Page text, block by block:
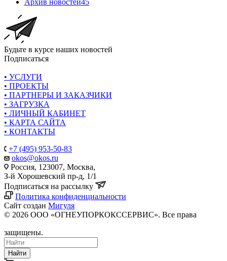
Будьте в курсе наших новостей
Подписаться
• УСЛУГИ
• ПРОЕКТЫ
• ПАРТНЕРЫ И ЗАКАЗЧИКИ
• ЗАГРУЗКА
• ЛИЧНЫЙ КАБИНЕТ
• КАРТА САЙТА
• КОНТАКТЫ
+7 (495) 953-50-83
okos@okos.ru
Россия, 123007, Москва,
З-й Хорошевский пр-д, 1/1
Подписаться на рассылку
Политика конфиденциальности
Сайт создан Мигуля
© 2026 ООО «ОГНЕУПОРКОКССЕРВИС». Все права
защищены.
Найти